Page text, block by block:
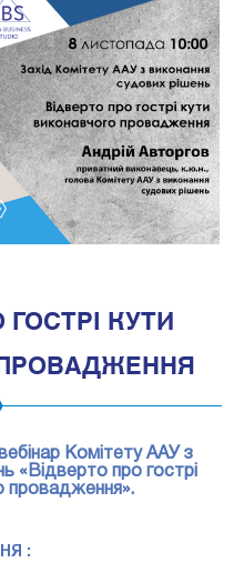
КУТИ
Комітету ААУ з
«Відверто про гострі
провадження».
: